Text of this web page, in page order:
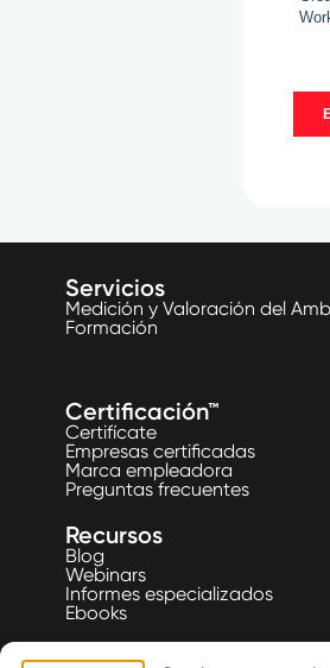
Servicios
Medición y Valoración del
Formación
Certificación™
Certifícate
Empresas certificadas
Marca empleadora
Preguntas frecuentes
Recursos
Blog
Webinars
Informes especializados
Ebooks
Listas